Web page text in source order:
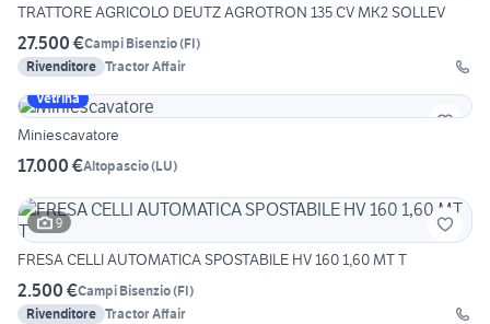
TRATTORE AGRICOLO DEUTZ AGROTRON 135 CV MK2 SOLLEV
27.500 €Campi Bisenzio(FI)
Rivenditore Tractor Affair
Vetrina
Miniescavatore
17.000 €Altopascio(LU)
9
FRESA CELLI AUTOMATICA SPOSTABILE HV 160 1,60 MT T
2.500 €Campi Bisenzio(FI)
Rivenditore Tractor Affair